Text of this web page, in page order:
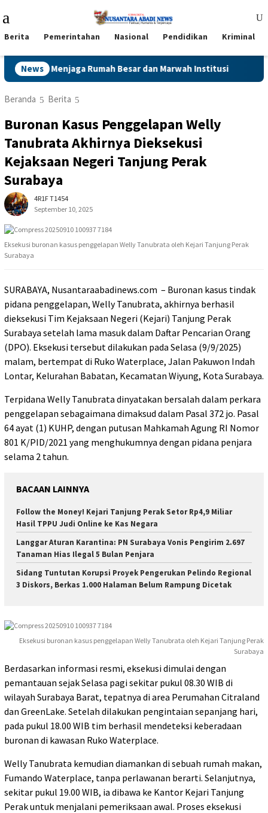
ke
Mobile
Berita Pemerintahan Nasional Pendidikan Kriminal
News
Besar dan Marwah Institusi Kapolres Magetan Goes
Beranda Berita
Buronan Kasus Penggelapan Welly
Tanubrata Akhirnya Dieksekusi
Kejaksaan Negeri Tanjung Perak
Surabaya
4R1F T1454
September 10, 2025
Eksekusi buronan kasus penggelapan Welly Tanubrata oleh Kejari Tanjung Perak
Surabaya
SURABAYA, Nusantaraabadinews.com – Buronan kasus tindak
pidana penggelapan, Welly Tanubrata, akhirnya berhasil
dieksekusi Tim Kejaksaan Negeri (Kejari) Tanjung Perak
Surabaya setelah lama masuk dalam Daftar Pencarian Orang
(DPO). Eksekusi tersebut dilakukan pada Selasa (9/9/2025)
malam, bertempat di Ruko Waterplace, Jalan Pakuwon Indah
Lontar, Kelurahan Babatan, Kecamatan Wiyung, Kota Surabaya.
Terpidana Welly Tanubrata dinyatakan bersalah dalam perkara
penggelapan sebagaimana dimaksud dalam Pasal 372 jo. Pasal
64 ayat (1) KUHP, dengan putusan Mahkamah Agung RI Nomor
801 K/PID/2021 yang menghukumnya dengan pidana penjara
selama 2 tahun.
BACAAN LAINNYA
Follow the Money! Kejari Tanjung Perak Setor Rp4,9 Miliar
Hasil TPPU Judi Online ke Kas Negara
Langgar Aturan Karantina: PN Surabaya Vonis Pengirim 2.697
Tanaman Hias Ilegal 5 Bulan Penjara
Sidang Tuntutan Korupsi Proyek Pengerukan Pelindo Regional
3 Diskors, Berkas 1.000 Halaman Belum Rampung Dicetak
Eksekusi buronan kasus penggelapan Welly Tanubrata oleh Kejari Tanjung Perak
Surabaya
Berdasarkan informasi resmi, eksekusi dimulai dengan
pemantauan sejak Selasa pagi sekitar pukul 08.30 WIB di
wilayah Surabaya Barat, tepatnya di area Perumahan Citraland
dan GreenLake. Setelah dilakukan pengintaian sepanjang hari,
pada pukul 18.00 WIB tim berhasil mendeteksi keberadaan
buronan di kawasan Ruko Waterplace.
Welly Tanubrata kemudian diamankan di sebuah rumah makan,
Fumando Waterplace, tanpa perlawanan berarti. Selanjutnya,
sekitar pukul 19.00 WIB, ia dibawa ke Kantor Kejari Tanjung
Perak untuk menjalani pemeriksaan awal. Proses eksekusi